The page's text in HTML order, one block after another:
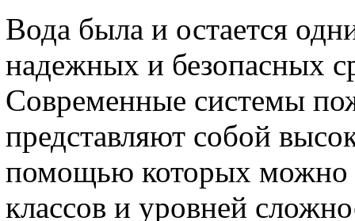
Вода была и остается
надежных и безопасных
Современные системы
представляют собой
помощью которых можно
классов и уровней